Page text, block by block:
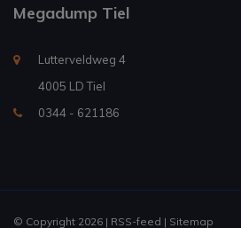
Megadump Tiel
Lutterveldweg 4
4005 LD Tiel
0344 - 621186
© Copyright 2026 | RSS-feed | Sitemap